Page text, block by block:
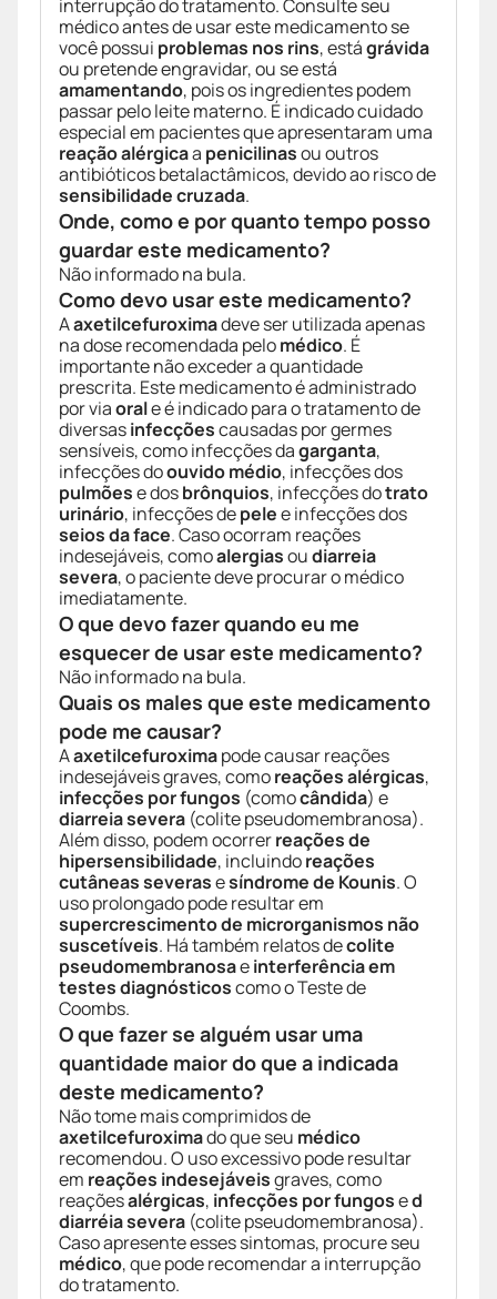
interrupção do tratamento. Consulte seu
médico antes de usar este medicamento se
você possui problemas nos rins, estágrávida
ou pretende engravidar, ou se está
amamentando, pois os ingredientes podem
passar pelo leite materno. É indicado cuidado
especial em pacientes que apresentaram uma
reação alérgicaa penicilinasou outros
antibióticos betalactâmicos, devido ao risco de
sensibilidade cruzada.
Onde, como e por quanto tempo posso
guardar este medicamento?
Não informado na bula.
Como devo usar este medicamento?
Aaxetilcefuroximadeve ser utilizada apenas
na dose recomendada pelomédico. É
importante não exceder a quantidade
prescrita. Este medicamento é administrado
por viaorale é indicado para o tratamento de
diversasinfecçõescausadas por germes
sensíveis, como infecções dagarganta,
infecções doouvido médio, infecções dos
pulmõese dosbrônquios, infecções dotrato
urinário, infecções depelee infecções dos
seios da face. Caso ocorram reações
indesejáveis, comoalergiasoudiarreia
severa, o paciente deve procurar o médico
imediatamente.
O que devo fazer quando eu me
esquecer de usar este medicamento?
Não informado na bula.
Quais os males que este medicamento
pode me causar?
Aaxetilcefuroximapode causar reações
indesejáveis graves, comoreações alérgicas,
infecções por fungos (comocândida) e
diarreia severa (colite pseudomembranosa).
Além disso, podem ocorrerreações de
hipersensibilidade, incluindoreações
cutâneas severasesíndrome de Kounis. O
uso prolongado pode resultar em
supercrescimento de microrganismos não
suscetíveis. Há também relatos decolite
pseudomembranosaeinterferência em
testes diagnósticoscomo o Teste de
Coombs.
O que fazer se alguém usar uma
quantidade maior do que a indicada
deste medicamento?
Não tome mais comprimidos de
axetilcefuroximado que seu médico
recomendou. O uso excessivo pode resultar
em reações indesejáveisgraves, como
reaçõesalérgicas, infecções por fungosed
diarréia severa (colite pseudomembranosa).
Caso apresente esses sintomas, procure seu
médico, que pode recomendar a interrupção
do tratamento.